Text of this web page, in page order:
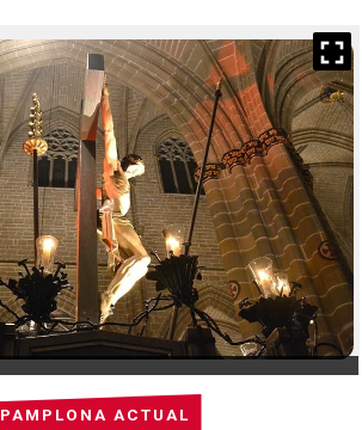
PAMPLONA ACTUAL